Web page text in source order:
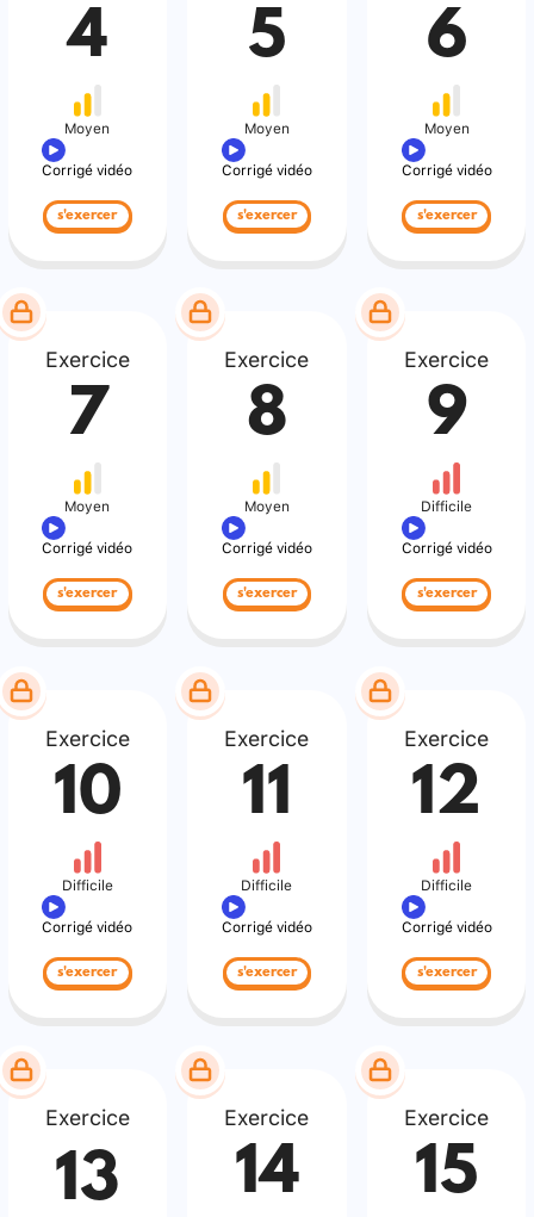
4
Moyen
Corrigé vidéo
s'exercer
5
Moyen
Corrigé vidéo
s'exercer
6
Moyen
Corrigé vidéo
s'exercer
Exercice
7
Moyen
Corrigé vidéo
s'exercer
Exercice
8
Moyen
Corrigé vidéo
s'exercer
Exercice
9
Difficile
Corrigé vidéo
s'exercer
Exercice
10
Difficile
Corrigé vidéo
s'exercer
Exercice
11
Difficile
Corrigé vidéo
s'exercer
Exercice
12
Difficile
Corrigé vidéo
s'exercer
Exercice
13
Exercice
14
Exercice
15